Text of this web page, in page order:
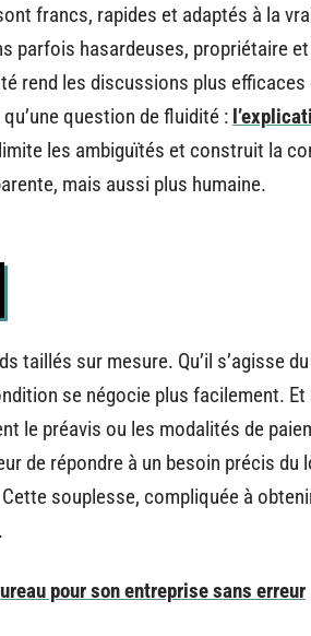
francs, rapides et adaptés à la
parfois hasardeuses, propriétaire
rend les discussions plus efficaces
question de fluidité :
les ambiguïtés et construit la
mais aussi plus humaine.
taillés sur mesure. Qu’il s’agisse
se négocie plus facilement. Et
le préavis ou les modalités de
de répondre à un besoin précis du
souplesse, compliquée à
pour son entreprise sans erreur